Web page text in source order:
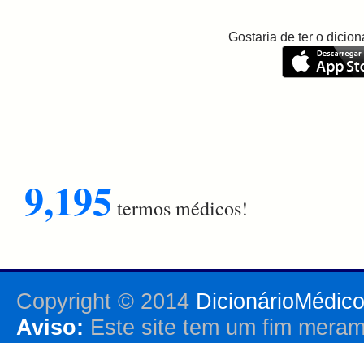
Gostaria de ter o
9,195 termos médicos!
Copyright © 2014
Aviso: Este site tem um fim